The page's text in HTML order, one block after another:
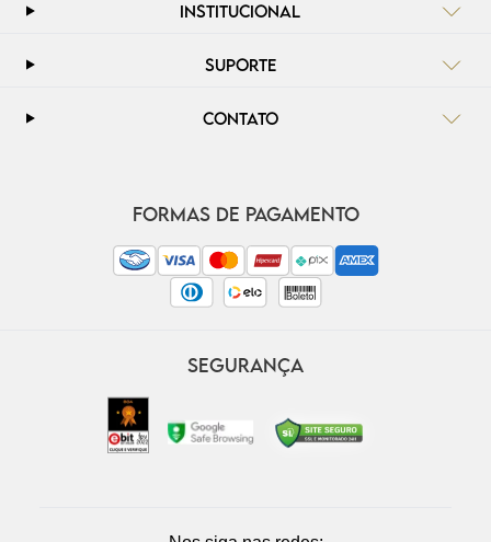
INSTITUCIONAL
SUPORTE
CONTATO
FORMAS DE PAGAMENTO
SEGURANÇA